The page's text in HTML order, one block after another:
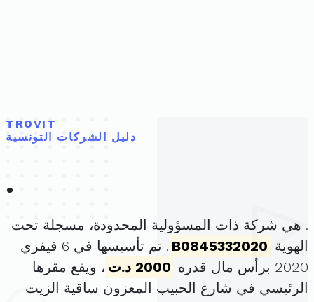
TROVIT
دليل الشركات التونسية
.
. هي شركة ذات المسؤولية المحدودة، مسجلة تحت
الهوية B0845332020
. تم تأسيسها في 6 فيفري
2020 برأس مال قدره
2000 د.ت
، ويقع مقرها
الرئيسي في شارع الحبيب المعزون ساقية الزيت